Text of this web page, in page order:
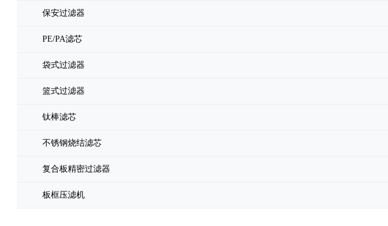
保安过滤器
PE/PA滤芯
袋式过滤器
篮式过滤器
钛棒滤芯
不锈钢烧结滤芯
复合板精密过滤器
板框压滤机